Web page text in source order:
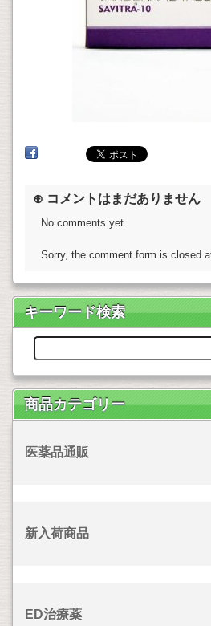
⊕ コメントはまだありません
No comments yet.
Sorry, the comment form is closed
キーワード検索
商品カテゴリー
医薬品通販
新入荷商品
ED治療薬